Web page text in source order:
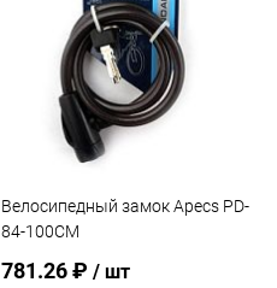
Купить в 1 клик Сравнение
В избранное В наличии
Велосипедный замок Apecs PD-
84-100СМ
781.26 ₽ / шт